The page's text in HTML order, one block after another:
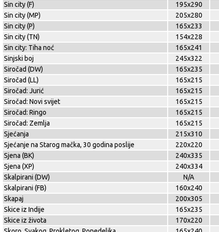
Sin city (F)
195x290
Sin city (MP)
205x280
Sin city (P)
165x233
Sin city (TN)
154x228
Sin city: Tiha noć
165x241
Sinjski boj
245x322
Siročad (DW)
165x235
Siročad (LL)
165x215
Siročad: Jurić
165x215
Siročad: Novi svijet
165x215
Siročad: Ringo
165x215
Siročad: Zemlja
165x215
Sjećanja
215x310
Sjećanje na Starog mačka, 30 godina poslije
220x220
Sjena (BK)
240x335
Sjena (XP)
240x334
Skalpirani (DW)
N/A
Skalpirani (FB)
160x240
Skapaj
200x305
Skice iz Indije
165x235
Skice iz života
170x220